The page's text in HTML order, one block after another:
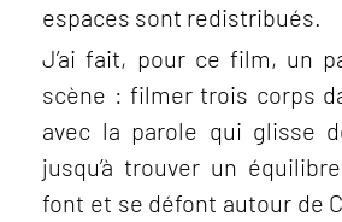
espaces sont redistribués.
J’ai fait, pour ce film, un
scène : filmer trois corps
avec la parole qui glisse
jusqu’à trouver un
font et se défont autour de